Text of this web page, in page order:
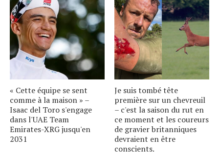
« Cette équipe se sent
comme à la maison » –
Isaac del Toro s'engage
dans l'UAE Team
Emirates-XRG jusqu'en
2031
Je suis tombé tête
première sur un chevreuil
– c'est la saison du rut en
ce moment et les coureurs
de gravier britanniques
devraient en être
conscients.